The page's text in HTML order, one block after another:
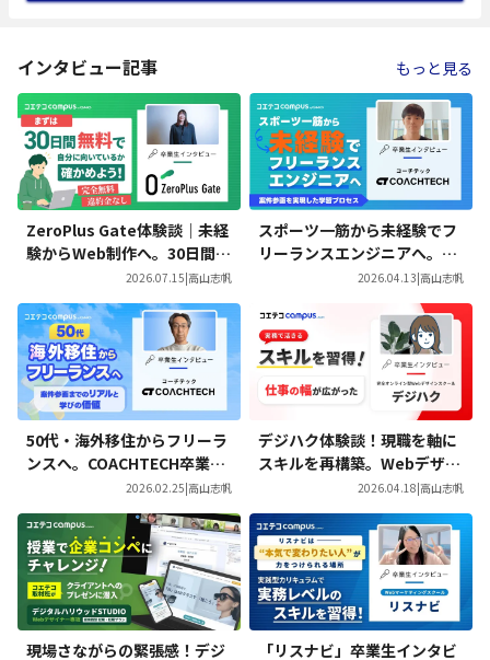
インタビュー記事 もっと見る
ZeroPlus Gate体験談｜未経
験からWeb制作へ。30日間で
見つけた、自分らしい働き方
2026.07.15|高山志帆
スポーツ一筋から未経験でフ
リーランスエンジニアへ。CO
ACHTECH Proを通じて案件
参画を実現した学習プロセス
2026.04.13|高山志帆
50代・海外移住からフリーラ
ンスへ。COACHTECH卒業生
が語る「案件参画までのリア
ル」と学びの価値
2026.02.25|高山志帆
デジハク体験談！現職を軸に
スキルを再構築。Webデザイ
ンを学び広がった働き方の選
択肢
2026.04.18|高山志帆
現場さながらの緊張感！デジ
「リスナビ」卒業生インタビ